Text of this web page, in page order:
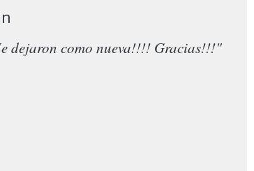
dejaron como nueva!!!! Gracias!!!"